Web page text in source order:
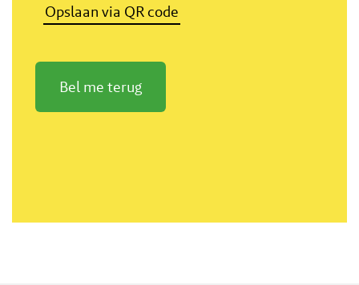
Opslaan via QR code
Bel me terug